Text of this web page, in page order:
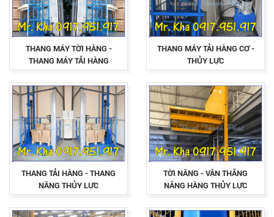
THANG MÁY TỜI HÀNG -
THANG MÁY TẢI HÀNG
THANG MÁY TẢI HÀNG CƠ -
THỦY LỰC
THANG TẢI HÀNG - THANG
NÂNG THỦY LỰC
TỜI NÂNG - VẬN THĂNG
NÂNG HÀNG THỦY LỰC